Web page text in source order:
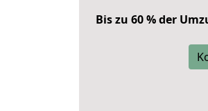
Bis zu 60 % der